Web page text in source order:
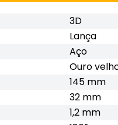
3D
Lança
Aço
Ouro
145 mm
32 mm
1,2 mm